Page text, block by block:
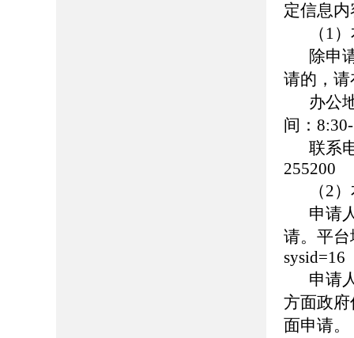
定信息
（1
除申
请的，
办公
间：
联
255200
（2
申请
请。平台
sysid=16
申请
方面政
面申请。